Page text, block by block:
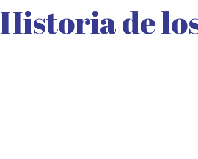
Historia de